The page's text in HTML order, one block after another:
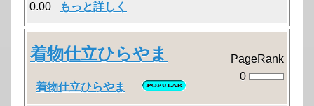
0.00
もっと詳しく
着物仕立ひらやま
着物仕立ひらやま
PageRank
0